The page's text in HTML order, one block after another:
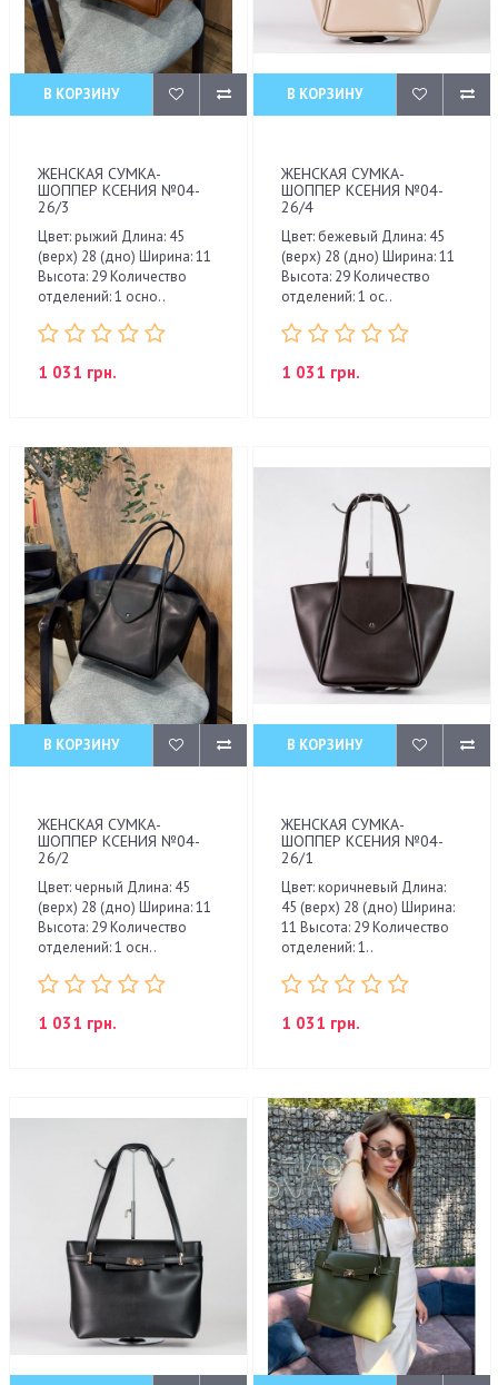
В КОРЗИНУ
ЖЕНСКАЯ СУМКА-
ШОППЕР КСЕНИЯ №04-
26/3
Цвет: рыжий Длина: 45
(верх) 28 (дно) Ширина: 11
Высота: 29 Количество
отделений: 1 осно..
1 031 грн.
В КОРЗИНУ
ЖЕНСКАЯ СУМКА-
ШОППЕР КСЕНИЯ №04-
26/4
Цвет: бежевый Длина: 45
(верх) 28 (дно) Ширина: 11
Высота: 29 Количество
отделений: 1 ос..
1 031 грн.
В КОРЗИНУ
ЖЕНСКАЯ СУМКА-
ШОППЕР КСЕНИЯ №04-
26/2
Цвет: черный Длина: 45
(верх) 28 (дно) Ширина: 11
Высота: 29 Количество
отделений: 1 осн..
1 031 грн.
В КОРЗИНУ
ЖЕНСКАЯ СУМКА-
ШОППЕР КСЕНИЯ №04-
26/1
Цвет: коричневый Длина:
45 (верх) 28 (дно) Ширина:
11 Высота: 29 Количество
отделений: 1..
1 031 грн.